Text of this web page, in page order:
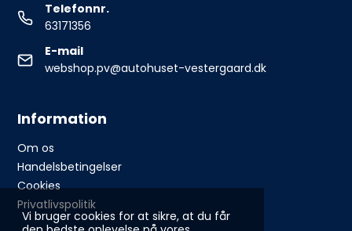
Vi bruger cookies for at sikre, at du får
Telefonnr.
63171356
E-mail
webshop.pv@autohuset-vestergaard.dk
Information
Om os
Handelsbetingelser
Cookies
Privatlivspolitik